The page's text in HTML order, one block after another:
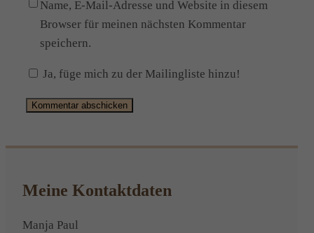
Name, E-Mail-Adresse und Website in diesem
Browser für meinen nächsten Kommentar
speichern.
Ja, füge mich zu der Mailingliste hinzu!
Meine Kontaktdaten
Manja Paul